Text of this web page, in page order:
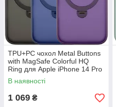
TPU+PC чохол Metal Buttons
with MagSafe Colorful HQ
Ring для Apple iPhone 14 Pro
Max (6.7")
В наявності
1 069 ₴